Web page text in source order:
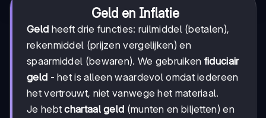
Geld en Inflatie
Geld heeft drie functies: ruilmiddel (betalen),
rekenmiddel (prijzen vergelijken) en
spaarmiddel (bewaren). We gebruiken fiduciair
geld - het is alleen waardevol omdat iedereen
het vertrouwt, niet vanwege het materiaal.
Je hebtchartaal geld (munten en biljetten) en